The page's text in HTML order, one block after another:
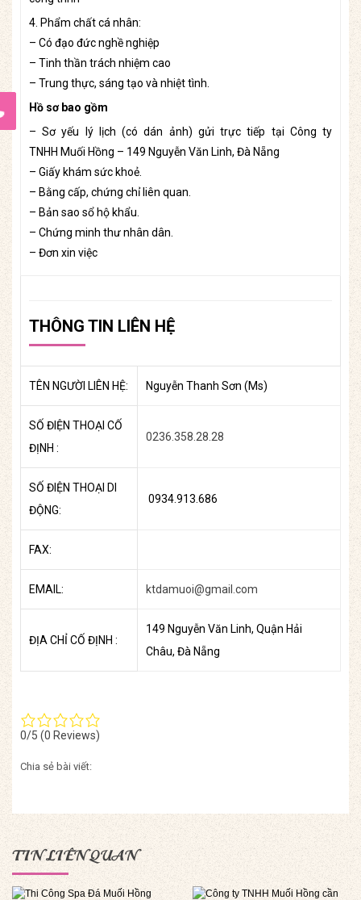
4. Phẩm chất cá nhân:
– Có đạo đức nghề nghiệp
– Tinh thần trách nhiệm cao
– Trung thực, sáng tạo và nhiệt tình.
Hồ sơ bao gồm
– Sơ yếu lý lịch (có dán ảnh) gửi trực tiếp tại Công ty
TNHH Muối Hồng – 149 Nguyễn Văn Linh, Đà Nẵng
– Giấy khám sức khoẻ.
– Bằng cấp, chứng chỉ liên quan.
– Bản sao sổ hộ khẩu.
– Chứng minh thư nhân dân.
– Đơn xin việc
THÔNG TIN LIÊN HỆ
TÊN NGƯỜI LIÊN HỆ: Nguyễn Thanh Sơn (Ms)
SỐ ĐIỆN THOẠI CỐ
ĐỊNH :
0236.358.28.28
SỐ ĐIỆN THOẠI DI
ĐỘNG:
0934.913.686
FAX:
EMAIL: ktdamuoi@gmail.com
ĐỊA CHỈ CỐ ĐỊNH :
149 Nguyễn Văn Linh, Quận Hải
Châu, Đà Nẵng
0/5 (0 Reviews)
Chia sẻ bài viết:
TIN LIÊN QUAN